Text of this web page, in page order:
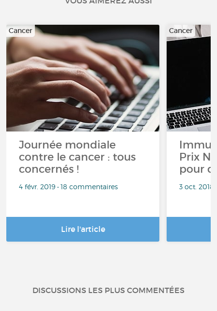
Cancer
Journée mondiale
contre le cancer : tous
concernés !
4 févr. 2019 • 18 commentaires
Lire l'article
Cancer
Prix
pour
3 oct. 2018
DISCUSSIONS LES PLUS COMMENTÉES